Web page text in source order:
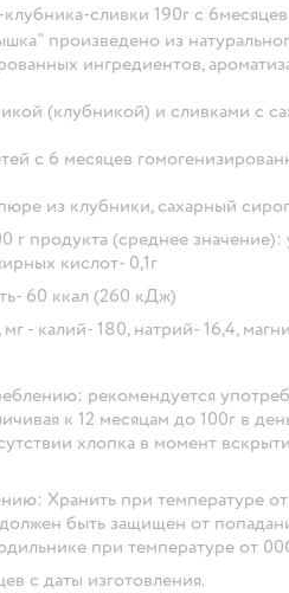
сливки 190г с 6месяцев
произведено из
ингредиентов,
(клубникой) и сливками с
с 6 месяцев
из клубники, сахарный
г продукта (среднее значение):
кислот- 0,1г
60 ккал (260 кДж)
- калий- 180, натрий- 16,4,
рекомендуется
к 12 месяцам до 100г в
хлопка в момент
Хранить при температуре
быть защищен от
при температуре от
с даты изготовления.